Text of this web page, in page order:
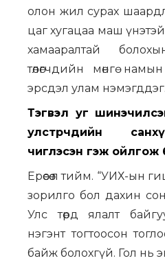
олон жил сурах
цаг хугацаа маш үнэтэй.
хамааралтай
төлөгчдийн мөнгө
эрсдэл улам нэмэгддэг.
Тэгвэл уг
улстөрчдийн
чиглэсэн гэж ойлгож
Ерөөсөө л тийм. “УИХ-
зорилго бол дахин
Улс төрд ялалт
нэгэнт тогтоосон
байж болохгүй. Гол нь